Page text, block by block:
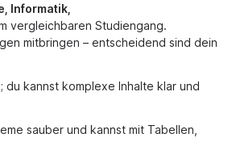
Informatik,
vergleichbaren Studiengang.
mitbringen – entscheidend sind dein
; du kannst komplexe Inhalte klar und
sauber und kannst mit Tabellen,